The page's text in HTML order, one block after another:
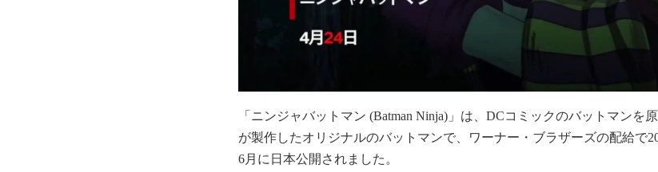
「ニンジャバットマン (Batman Ninja)」は、DCコミックのバットマンを
が製作したオリジナルのバットマンで、ワーナー・ブラザーズの配給で
6月に日本公開されました。